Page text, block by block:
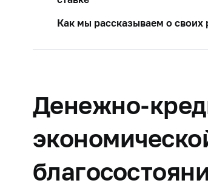
Как мы рассказываем о своих
Денежно-